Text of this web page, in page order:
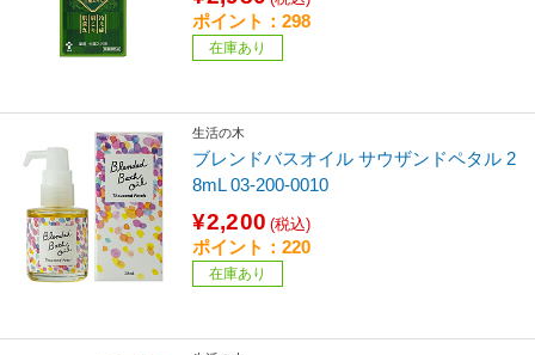
ポイント：298
在庫あり
生活の木
ブレンドバスオイル サウザンドペタル 2
8mL 03-200-0010
¥2,200 (税込)
ポイント：220
在庫あり